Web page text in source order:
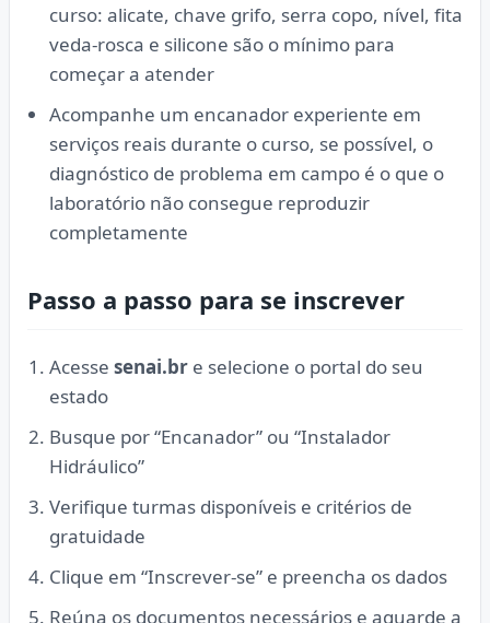
curso: alicate, chave grifo, serra copo, nível, fita
veda-rosca e silicone são o mínimo para
começar a atender
Acompanhe um encanador experiente em
serviços reais durante o curso, se possível, o
diagnóstico de problema em campo é o que o
laboratório não consegue reproduzir
completamente
Passo a passo para se inscrever
Acesse senai.br e selecione o portal do seu
estado
Busque por “Encanador” ou “Instalador
Hidráulico”
Verifique turmas disponíveis e critérios de
gratuidade
Clique em “Inscrever-se” e preencha os dados
Reúna os documentos necessários e aguarde a